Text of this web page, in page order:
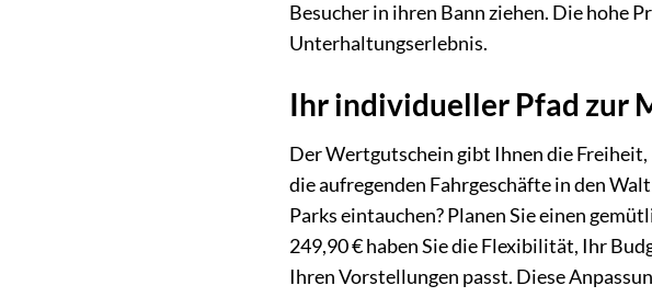
Besucher in ihren Bann ziehen. Die hohe
Unterhaltungserlebnis.
Ihr individueller Pfad zur
Der Wertgutschein gibt Ihnen die
die aufregenden Fahrgeschäfte in den
Parks eintauchen? Planen Sie einen
249,90 € haben Sie die Flexibilität, Ihr
Ihren Vorstellungen passt. Diese